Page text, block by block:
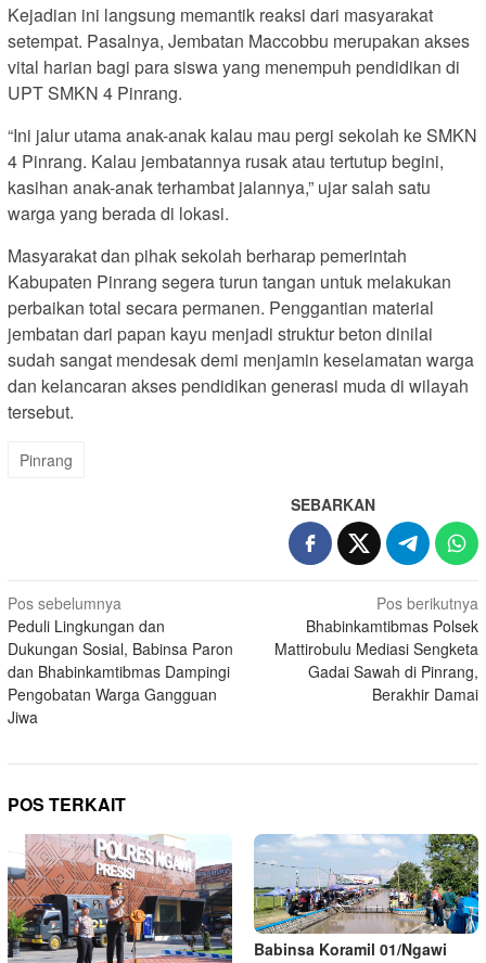
Kejadian ini langsung memantik reaksi dari masyarakat
setempat. Pasalnya, Jembatan Maccobbu merupakan akses
vital harian bagi para siswa yang menempuh pendidikan di
UPT SMKN 4 Pinrang.
“Ini jalur utama anak-anak kalau mau pergi sekolah ke SMKN
4 Pinrang. Kalau jembatannya rusak atau tertutup begini,
kasihan anak-anak terhambat jalannya,” ujar salah satu
warga yang berada di lokasi.
Masyarakat dan pihak sekolah berharap pemerintah
Kabupaten Pinrang segera turun tangan untuk melakukan
perbaikan total secara permanen. Penggantian material
jembatan dari papan kayu menjadi struktur beton dinilai
sudah sangat mendesak demi menjamin keselamatan warga
dan kelancaran akses pendidikan generasi muda di wilayah
tersebut.
Pinrang
SEBARKAN
Navigasi
pos
Pos sebelumnya
Peduli Lingkungan dan
Dukungan Sosial, Babinsa Paron
dan Bhabinkamtibmas Dampingi
Pengobatan Warga Gangguan
Jiwa
Pos berikutnya
Bhabinkamtibmas Polsek
Mattirobulu Mediasi Sengketa
Gadai Sawah di Pinrang,
Berakhir Damai
POS TERKAIT
Babinsa Koramil 01/Ngawi